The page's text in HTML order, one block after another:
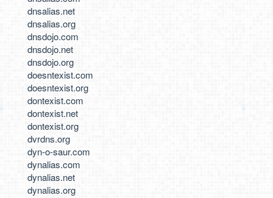
dnsalias.net
dnsalias.org
dnsdojo.com
dnsdojo.net
dnsdojo.org
doesntexist.com
doesntexist.org
dontexist.com
dontexist.net
dontexist.org
dvrdns.org
dyn-o-saur.com
dynalias.com
dynalias.net
dynalias.org